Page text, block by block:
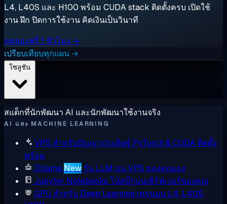
L4, L40S และ H100 พร้อม CUDA stack ติดตั้งครบ เปิดใช้
งาน ฝึก ปิดการใช้งาน คิดเงินเป็นวินาที
ทดลองฟรี 1 ชั่วโมง →
เปรียบเทียบทุกแผน →
สแต็กที่นักพัฒนา AI และนักพัฒนาใช้งานจริง
AI และ MACHINE LEARNING
VPS สำหรับปัญญาประดิษฐ์ PyTorch & CUDA ติดตั้ง
พร้อม
Ollama New รัน LLM บน VPS ของคุณเอง
Jupyter Notebooks โน้ตบุ๊กบนเซิร์ฟเวอร์ของคุณ
GPU สำหรับ Deep Learning เทรนบน L4, L40S,